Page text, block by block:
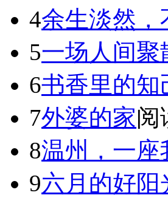
4余生淡然，
5一场人间
6书香里的知
7外婆的家阅
8温州，一座
9六月的好阳